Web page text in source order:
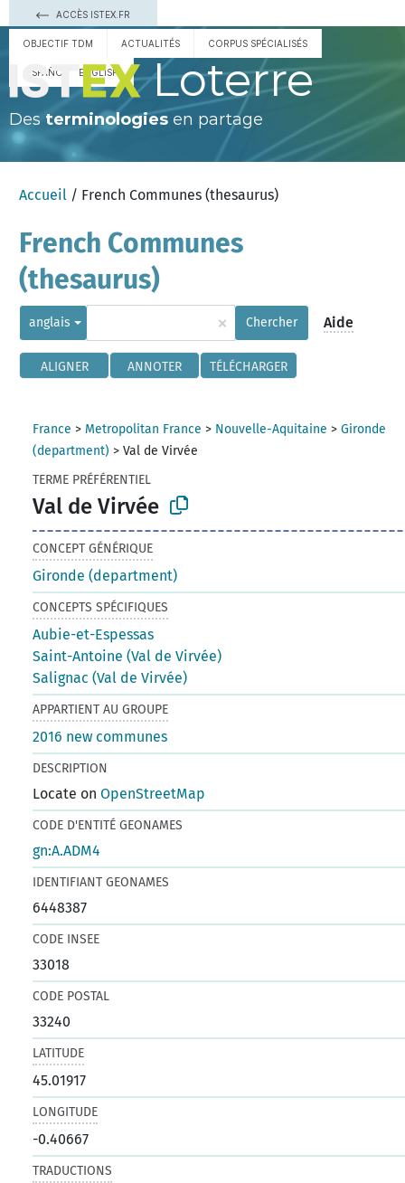
ACCÈS ISTEX.FR
OBJECTIF TDM ACTUALITÉS CORPUS SPÉCIALISÉS
ESPAÑOL ENGLISH Loterre
Des terminologies en partage
Accueil / French Communes (thesaurus)
French Communes
(thesaurus)
anglais × Chercher Aide
ALIGNER ANNOTER TÉLÉCHARGER
France > Metropolitan France > Nouvelle-Aquitaine >Gironde
(department) >Val de Virvée
TERME PRÉFÉRENTIEL
Val de Virvée
CONCEPT GÉNÉRIQUE
Gironde (department)
CONCEPTS SPÉCIFIQUES
Aubie-et-Espessas
Saint-Antoine (Val de Virvée)
Salignac (Val de Virvée)
APPARTIENT AU GROUPE
2016 new communes
DESCRIPTION
Locate onOpenStreetMap
CODE D'ENTITÉ GEONAMES
gn:A.ADM4
IDENTIFIANT GEONAMES
6448387
CODE INSEE
33018
CODE POSTAL
33240
LATITUDE
45.01917
LONGITUDE
-0.40667
TRADUCTIONS